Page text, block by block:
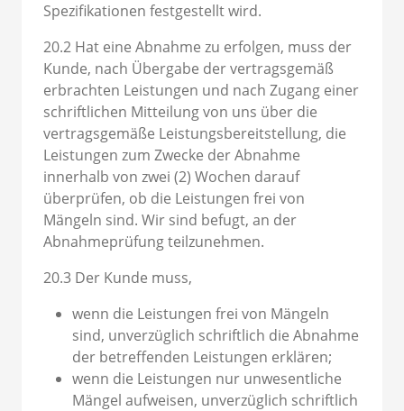
Spezifikationen festgestellt wird.
20.2 Hat eine Abnahme zu erfolgen, muss der
Kunde, nach Übergabe der vertragsgemäß
erbrachten Leistungen und nach Zugang einer
schriftlichen Mitteilung von uns über die
vertragsgemäße Leistungsbereitstellung, die
Leistungen zum Zwecke der Abnahme
innerhalb von zwei (2) Wochen darauf
überprüfen, ob die Leistungen frei von
Mängeln sind. Wir sind befugt, an der
Abnahmeprüfung teilzunehmen.
20.3 Der Kunde muss,
wenn die Leistungen frei von Mängeln
sind, unverzüglich schriftlich die Abnahme
der betreffenden Leistungen erklären;
wenn die Leistungen nur unwesentliche
Mängel aufweisen, unverzüglich schriftlich